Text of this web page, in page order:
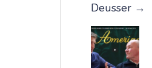
Deusser →